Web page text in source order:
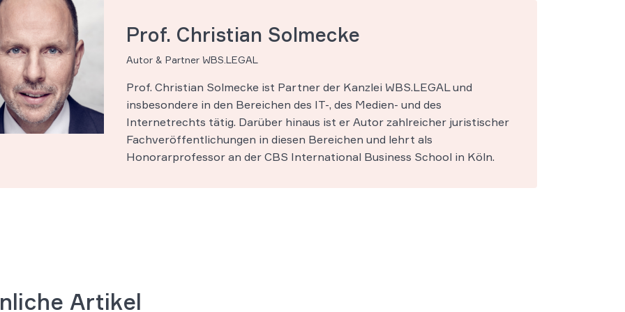
Prof. Christian Solmecke
Autor & Partner WBS.LEGAL
Prof. Christian Solmecke ist Partner der Kanzlei WBS.LEGAL und
insbesondere in den Bereichen des IT-, des Medien- und des
Internetrechts tätig. Darüber hinaus ist er Autor zahlreicher juristischer
Fachveröffentlichungen in diesen Bereichen und lehrt als
Honorarprofessor an der CBS International Business School in Köln.
Artikel